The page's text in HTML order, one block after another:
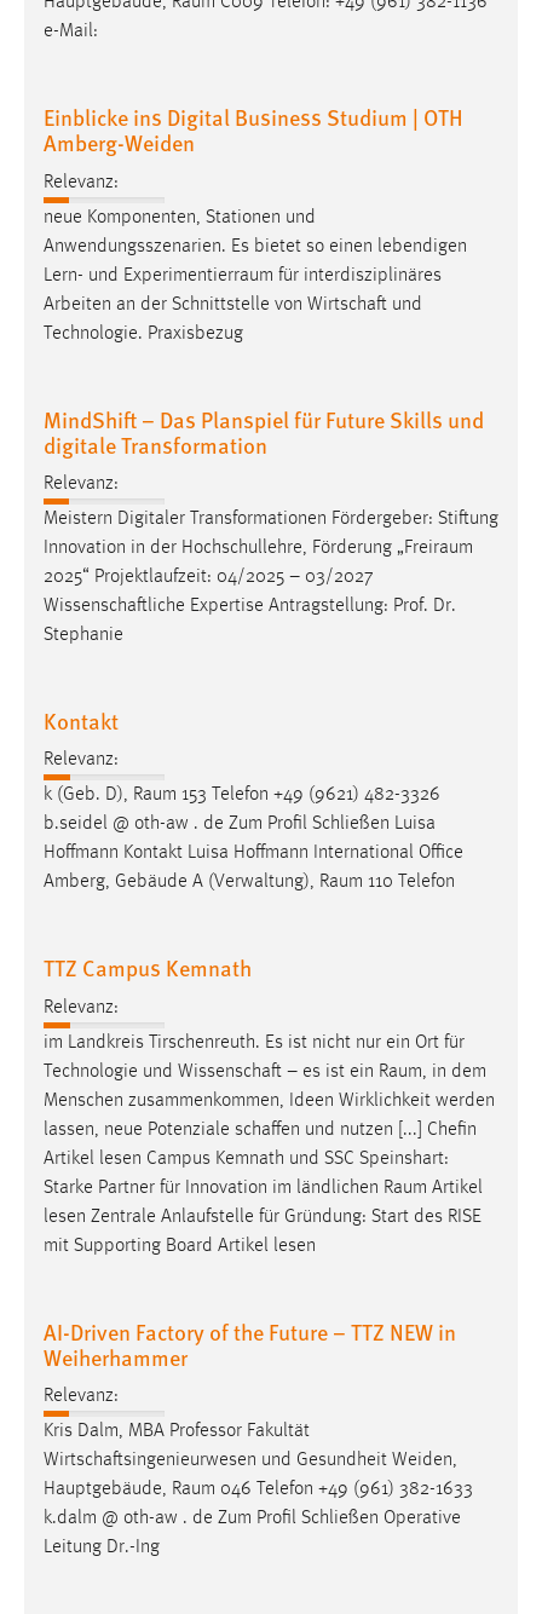
e-Mail:
Einblicke ins Digital Business Studium | OTH
Amberg-Weiden
Relevanz:
neue Komponenten, Stationen und
Anwendungsszenarien. Es bietet so einen lebendigen
Lern- und Experimentierraum für interdisziplinäres
Arbeiten an der Schnittstelle von Wirtschaft und
Technologie. Praxisbezug
MindShift – Das Planspiel für Future Skills und
digitale Transformation
Relevanz:
Meistern Digitaler Transformationen Fördergeber: Stiftung
Innovation in der Hochschullehre, Förderung „Freiraum
2025“ Projektlaufzeit: 04/2025 – 03/2027
Wissenschaftliche Expertise Antragstellung: Prof. Dr.
Stephanie
Kontakt
Relevanz:
k (Geb. D), Raum 153 Telefon +49 (9621) 482-3326
b.seidel @ oth-aw . de Zum Profil Schließen Luisa
Hoffmann Kontakt Luisa Hoffmann International Office
Amberg, Gebäude A (Verwaltung), Raum 110 Telefon
TTZ Campus Kemnath
Relevanz:
im Landkreis Tirschenreuth. Es ist nicht nur ein Ort für
Technologie und Wissenschaft – es ist ein Raum, in dem
Menschen zusammenkommen, Ideen Wirklichkeit werden
lassen, neue Potenziale schaffen und nutzen [...] Chefin
Artikel lesen Campus Kemnath und SSC Speinshart:
Starke Partner für Innovation im ländlichen Raum Artikel
lesen Zentrale Anlaufstelle für Gründung: Start des RISE
mit Supporting Board Artikel lesen
AI-Driven Factory of the Future – TTZ NEW in
Weiherhammer
Relevanz:
Kris Dalm, MBA Professor Fakultät
Wirtschaftsingenieurwesen und Gesundheit Weiden,
Hauptgebäude, Raum 046 Telefon +49 (961) 382-1633
k.dalm @ oth-aw . de Zum Profil Schließen Operative
Leitung Dr.-Ing